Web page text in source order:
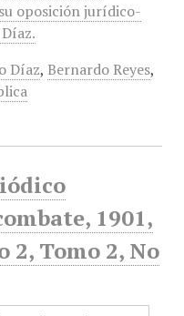
oposición jurídico-
Díaz, Bernardo Reyes,
1901,
2, Tomo 2, No